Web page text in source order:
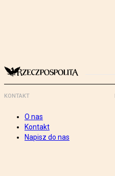
KONTAKT
O nas
Kontakt
Napisz do nas